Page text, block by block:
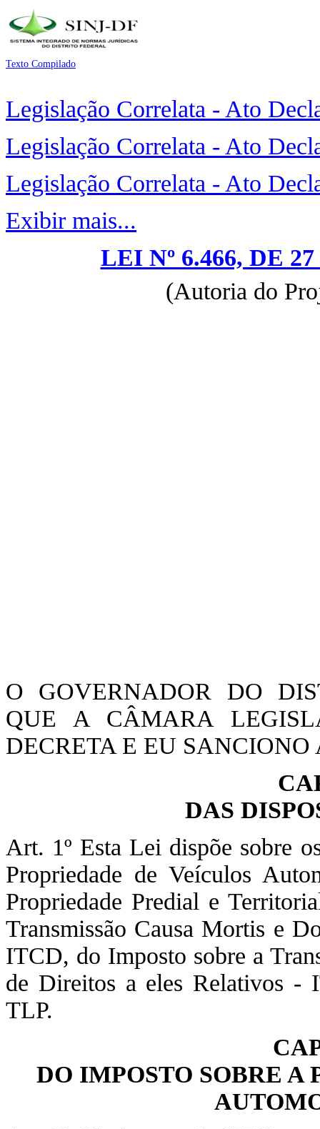
Texto Compilado
Legislação Correlata - Ato
Legislação Correlata - Ato
Legislação Correlata - Ato
Exibir mais...
LEI Nº 6.466, DE
(Autoria do
O GOVERNADOR DO
QUE A CÂMARA
DECRETA E EU
DAS
Art. 1º Esta Lei dispõe sobre
Propriedade de Veículos
Propriedade Predial e
Transmissão Causa Mortis e
ITCD, do Imposto sobre a
de Direitos a eles Relativos -
TLP.
DO IMPOSTO SOBRE A